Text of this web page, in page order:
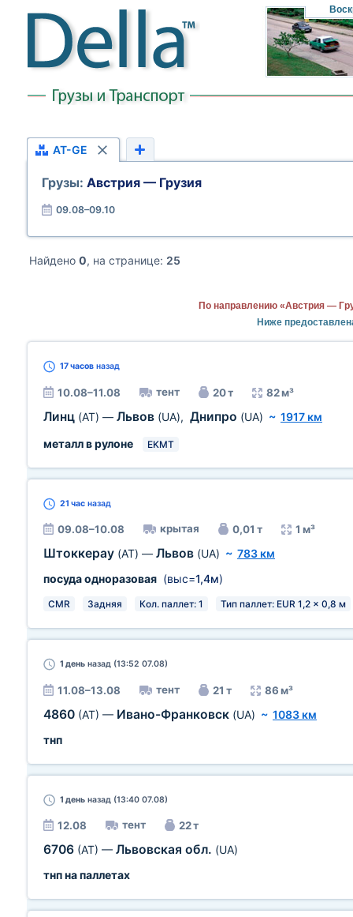
AT-GE
Грузы: Австрия — Грузия
09.08–09.10
Найдено 0, на странице: 25
По направлению «Австрия —
Ниже
17 часов назад
10.08–11.08 тент 20 т 82 м³
Линц (AT) — Львов (UA), Днипро (UA) ~ 1917 км
металл в рулоне
EKMT
21 час назад
09.08–10.08 крытая 0,01 т 1 м³
Штоккерау (AT) — Львов (UA) ~ 783 км
посуда одноразовая (выс=1,4м)
CMR Задняя Кол. паллет: 1 Тип паллет: EUR 1,2 x 0,8 м
1 день назад (13:52 07.08)
11.08–13.08 тент 21 т 86 м³
4860 (AT) — Ивано-Франковск (UA) ~ 1083 км
тнп
1 день назад (13:40 07.08)
12.08 тент 22 т
6706 (AT) — Львовская обл. (UA)
тнп на паллетах